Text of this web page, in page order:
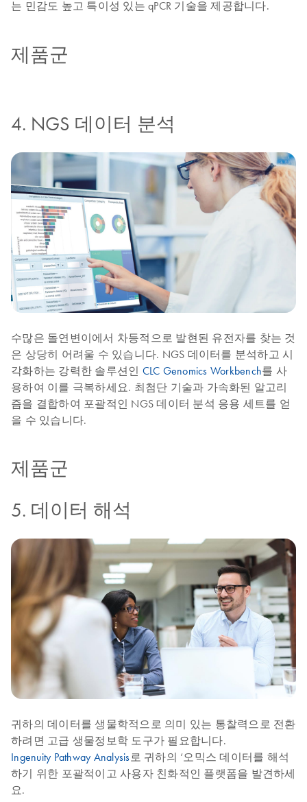
는 민감도 높고 특이성 있는 qPCR 기술을 제공합니다.
제품군
4. NGS 데이터 분석
수많은 돌연변이에서 차등적으로 발현된 유전자를 찾는 것
은 상당히 어려울 수 있습니다. NGS 데이터를 분석하고 시
각화하는 강력한 솔루션인 CLC Genomics Workbench를 사
용하여 이를 극복하세요. 최첨단 기술과 가속화된 알고리
즘을 결합하여 포괄적인 NGS 데이터 분석 응용 세트를 얻
을 수 있습니다.
제품군
5. 데이터 해석
귀하의 데이터를 생물학적으로 의미 있는 통찰력으로 전환
하려면 고급 생물정보학 도구가 필요합니다.
Ingenuity Pathway Analysis로 귀하의 ‘오믹스 데이터를 해석
하기 위한 포괄적이고 사용자 친화적인 플랫폼을 발견하세
요.